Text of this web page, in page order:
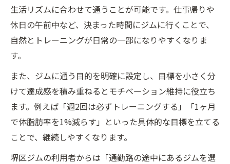
生活リズムに合わせて通うことが可能です。仕事帰りや
休日の午前中など、決まった時間にジムに行くことで、
自然とトレーニングが日常の一部になりやすくなりま
す。
また、ジムに通う目的を明確に設定し、目標を小さく分
けて達成感を積み重ねるとモチベーション維持に役立ち
ます。例えば「週2回は必ずトレーニングする」「1ヶ月
で体脂肪率を1%減らす」といった具体的な目標を立てる
ことで、継続しやすくなります。
堺区ジムの利用者からは「通勤路の途中にあるジムを選